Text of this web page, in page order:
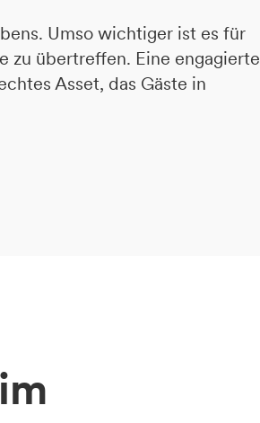
Umso wichtiger ist es für
zu übertreffen. Eine engagierte
Asset, das Gäste in